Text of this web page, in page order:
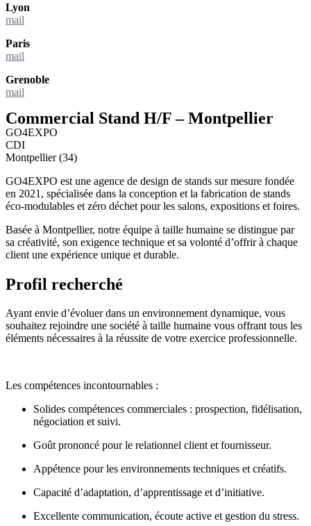
Lyon
mail
Paris
mail
Grenoble
mail
Commercial Stand H/F – Montpellier
GO4EXPO
CDI
Montpellier (34)
GO4EXPO est une agence de design de stands sur mesure fondée
en 2021, spécialisée dans la conception et la fabrication de stands
éco-modulables et zéro déchet pour les salons, expositions et foires.
Basée à Montpellier, notre équipe à taille humaine se distingue par
sa créativité, son exigence technique et sa volonté d’offrir à chaque
client une expérience unique et durable.
Profil recherché
Ayant envie d’évoluer dans un environnement dynamique, vous
souhaitez rejoindre une société à taille humaine vous offrant tous les
éléments nécessaires à la réussite de votre exercice professionnelle.
Les compétences incontournables :
Solides compétences commerciales : prospection, fidélisation,
négociation et suivi.
Goût prononcé pour le relationnel client et fournisseur.
Appétence pour les environnements techniques et créatifs.
Capacité d’adaptation, d’apprentissage et d’initiative.
Excellente communication, écoute active et gestion du stress.